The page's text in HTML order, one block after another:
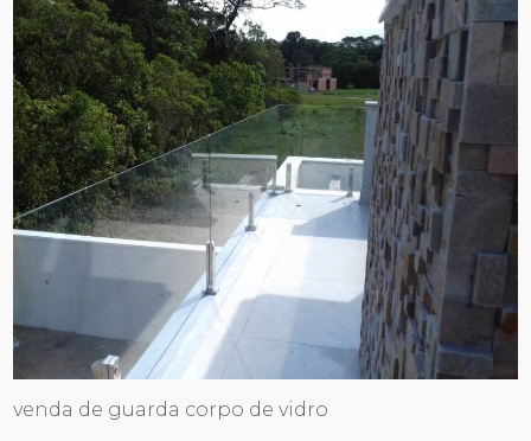
venda de guarda corpo de vidro